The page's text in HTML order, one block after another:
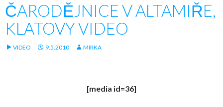
ČARODĚJNICE V ALTAMIŘE,
KLATOVY VIDEO
VIDEO 9.5.2010 MIRKA
[media id=36]